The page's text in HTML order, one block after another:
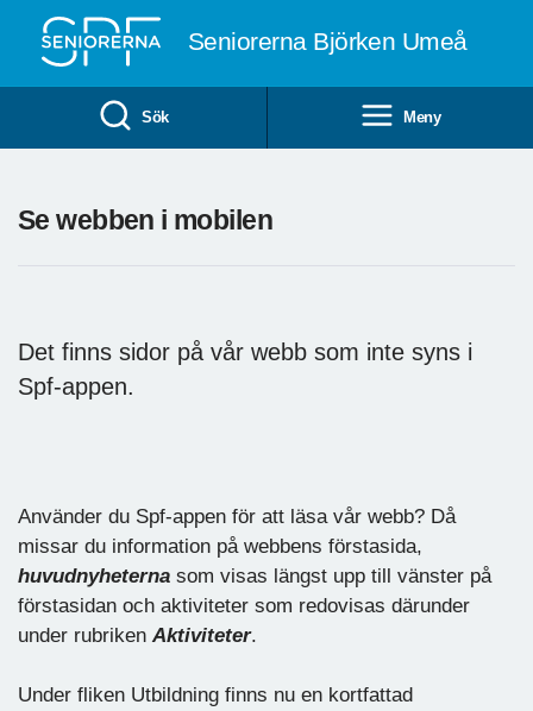
Seniorerna Björken Umeå
Sök Meny
Se webben i mobilen
Det finns sidor på vår webb som inte syns i
Spf-appen.
Använder du Spf-appen för att läsa vår webb? Då
missar du information på webbens förstasida,
huvudnyheterna som visas längst upp till vänster på
förstasidan och aktiviteter som redovisas därunder
under rubriken Aktiviteter.
Under fliken Utbildning finns nu en kortfattad